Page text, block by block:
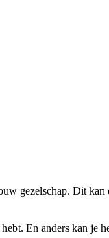
gezelschap. Dit
En anders kan je